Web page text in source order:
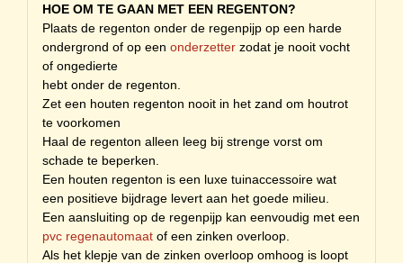
HOE OM TE GAAN MET EEN REGENTON?
Plaats de regenton onder de regenpijp op een harde
ondergrond of op een onderzetterzodat je nooit vocht
of ongedierte
hebt onder de regenton.
Zet een houten regenton nooit in het zand om houtrot
te voorkomen
Haal de regenton alleen leeg bij strenge vorst om
schade te beperken.
Een houten regenton is een luxe tuinaccessoire wat
een positieve bijdrage levert aan het goede milieu.
Een aansluiting op de regenpijp kan eenvoudig met een
pvc regenautomaatof een zinken overloop.
Als het klepje van de zinken overloop omhoog is loopt